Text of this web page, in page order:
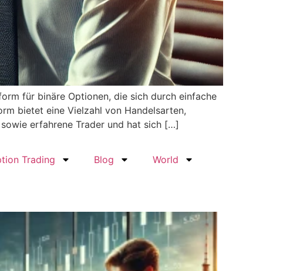
für binäre Optionen, die sich durch einfache
bietet eine Vielzahl von Handelsarten,
erfahrene Trader und hat sich […]
Trading Blog World